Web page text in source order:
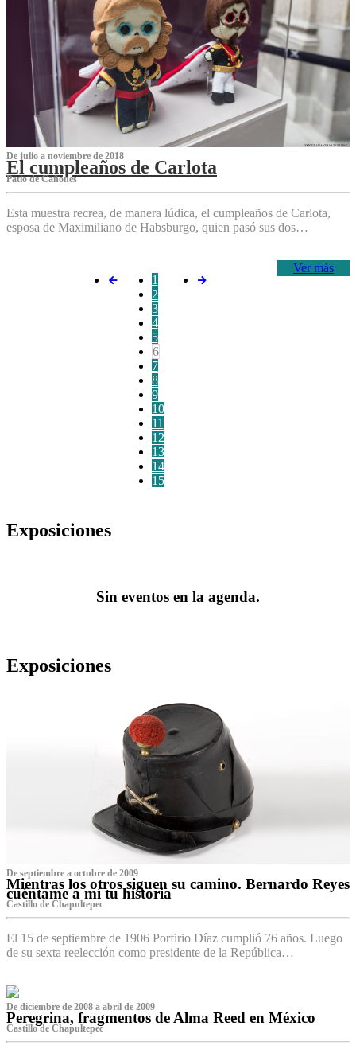
De julio a noviembre de 2018
El cumpleaños de Carlota
Patio de Cañones
Esta muestra recrea, de manera lúdica, el cumpleaños de Carlota,
esposa de Maximiliano de Habsburgo, quien pasó sus dos…
Ver más
1
2
3
4
5
6
7
8
9
10
11
12
13
14
15
Exposiciones
Sin eventos en la agenda.
Exposiciones
De septiembre a octubre de 2009
Mientras los otros siguen su camino. Bernardo Reyes
cuéntame a mí tu historia
Castillo de Chapultepec
El 15 de septiembre de 1906 Porfirio Díaz cumplió 76 años. Luego
de su sexta reelección como presidente de la República…
De diciembre de 2008 a abril de 2009
Peregrina, fragmentos de Alma Reed en México
Castillo de Chapultepec